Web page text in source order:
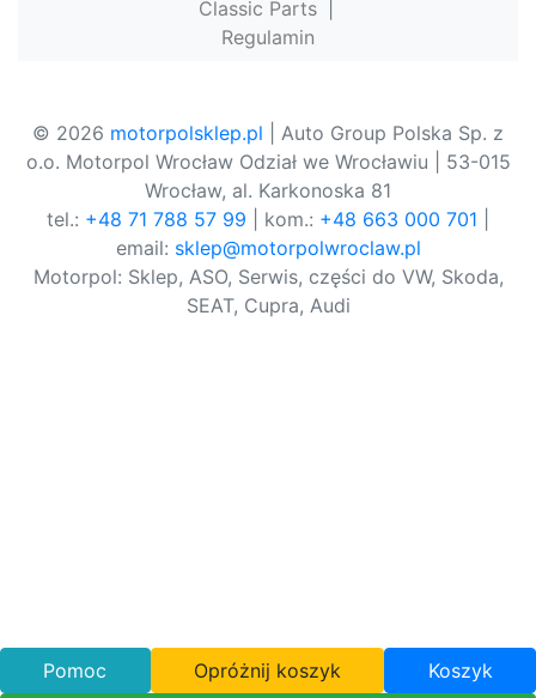
Classic Parts
Regulamin
© 2026 motorpolsklep.pl | Auto Group Polska Sp. z
o.o. Motorpol Wrocław Odział we Wrocławiu | 53-015
Wrocław, al. Karkonoska 81
tel.: +48 71 788 57 99 | kom.: +48 663 000 701
email: sklep@motorpolwroclaw.pl
Motorpol: Sklep, ASO, Serwis, części do VW, Skoda,
SEAT, Cupra, Audi
Pomoc Opróżnij koszyk Koszyk